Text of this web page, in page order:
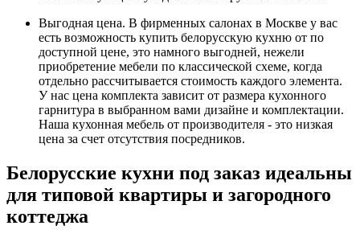
Выгодная цена. В фирменных салонах в Москве у вас
есть возможность купить белорусскую кухню от по
доступной цене, это намного выгодней, нежели
приобретение мебели по классической схеме, когда
отдельно рассчитывается стоимость каждого элемента.
У нас цена комплекта зависит от размера кухонного
гарнитура в выбранном вами дизайне и комплектации.
Наша кухонная мебель от производителя - это низкая
цена за счет отсутствия посредников.
Белорусские кухни под заказ идеальны
для типовой квартиры и загородного
коттеджа